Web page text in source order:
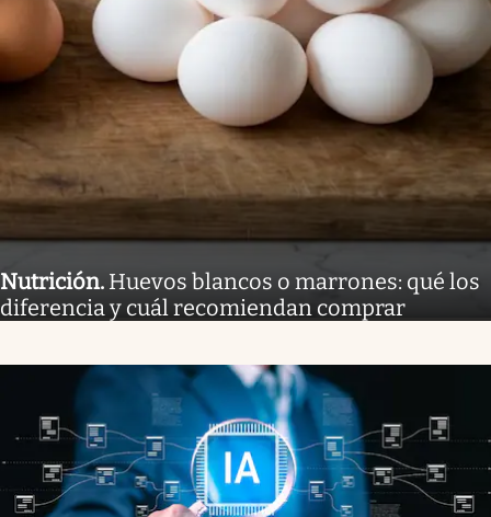
Nutrición. Huevos blancos o marrones: qué los
diferencia y cuál recomiendan comprar